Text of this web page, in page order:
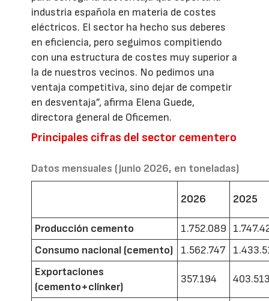
industria española en materia de costes
eléctricos. El sector ha hecho sus deberes
en eficiencia, pero seguimos compitiendo
con una estructura de costes muy superior a
la de nuestros vecinos. No pedimos una
ventaja competitiva, sino dejar de competir
en desventaja”, afirma Elena Guede,
directora general de Oficemen.
Principales cifras del sector cementero
Datos mensuales (junio 2026, en toneladas)
2026 2025
Producción cemento 1.752.089
Consumo nacional (cemento)
1.562.747
Exportaciones
(cemento+clínker)
357.194